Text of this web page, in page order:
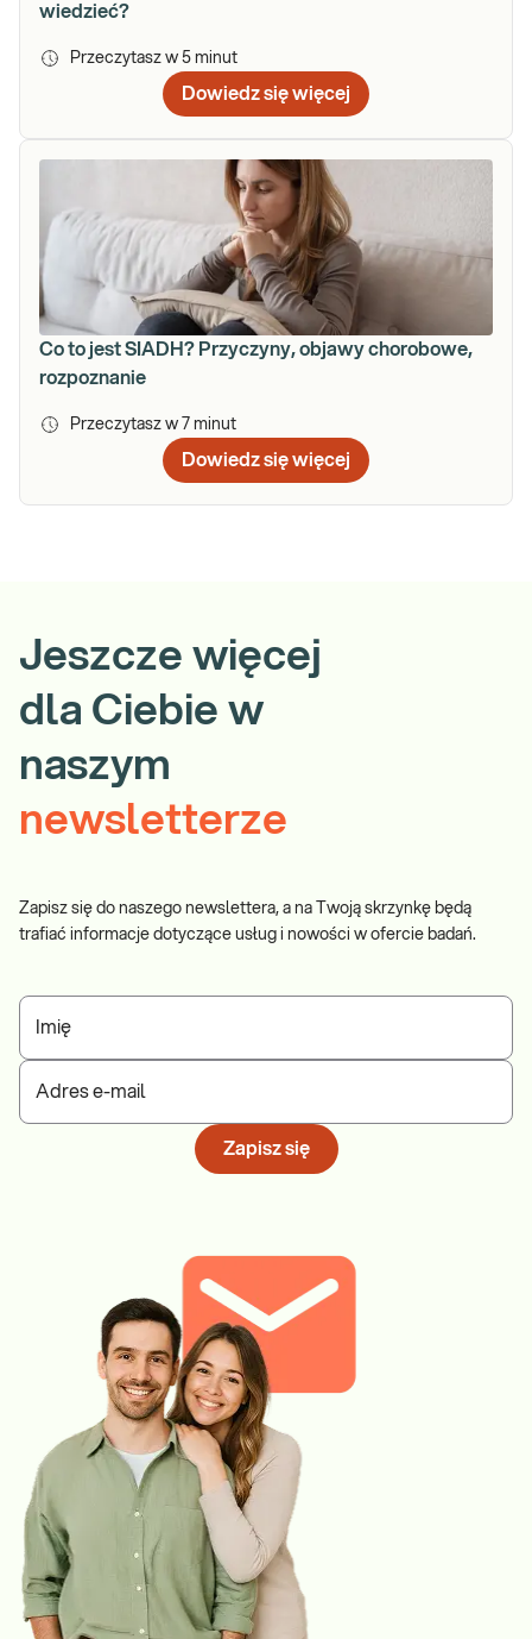
wiedzieć?
Przeczytasz w 5 minut
Dowiedz się więcej
Co to jest SIADH? Przyczyny, objawy chorobowe,
rozpoznanie
Przeczytasz w 7 minut
Dowiedz się więcej
Jeszcze więcej
dla Ciebie w
naszym
newsletterze
Zapisz się do naszego newslettera, a na Twoją skrzynkę będą
trafiać informacje dotyczące usług i nowości w ofercie badań.
Imię
Adres e-mail
Zapisz się